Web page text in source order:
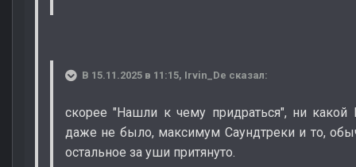
В 15.11.2025 в 11:15, Irvin_De сказал:
скорее "Нашли к чему придраться", ни
даже не было, максимум Саундтреки и то,
остальное за уши притянуто.